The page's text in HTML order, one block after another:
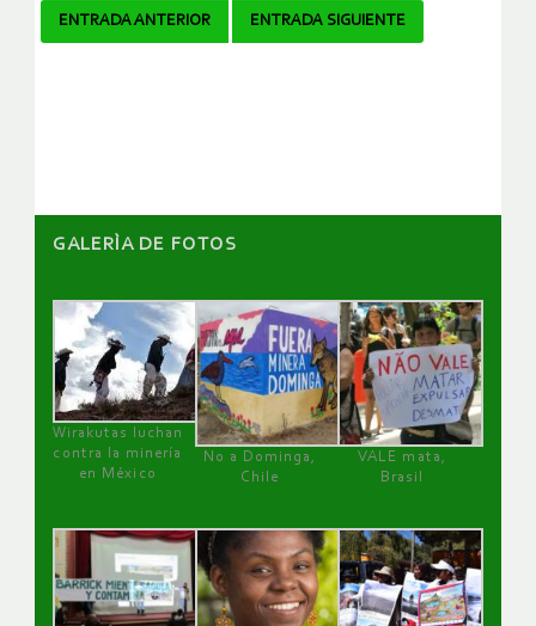
Navegador
ENTRADA ANTERIOR ENTRADA SIGUIENTE
GALERÌA DE FOTOS
Wirakutas luchan
contra la minería
en México
No a Dominga,
Chile
VALE mata,
Brasil